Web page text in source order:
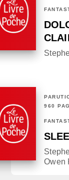
960
Owen